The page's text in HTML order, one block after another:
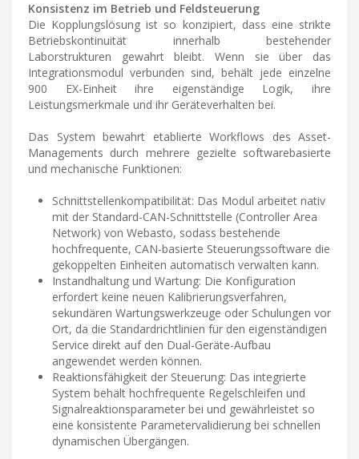
Konsistenz im Betrieb und Feldsteuerung
Die Kopplungslösung ist so konzipiert, dass eine strikte
Betriebskontinuität innerhalb bestehender
Laborstrukturen gewahrt bleibt. Wenn sie über das
Integrationsmodul verbunden sind, behält jede einzelne
900 EX-Einheit ihre eigenständige Logik, ihre
Leistungsmerkmale und ihr Geräteverhalten bei.
Das System bewahrt etablierte Workflows des Asset-
Managements durch mehrere gezielte softwarebasierte
und mechanische Funktionen:
Schnittstellenkompatibilität: Das Modul arbeitet nativ
mit der Standard-CAN-Schnittstelle (Controller Area
Network) von Webasto, sodass bestehende
hochfrequente, CAN-basierte Steuerungssoftware die
gekoppelten Einheiten automatisch verwalten kann.
Instandhaltung und Wartung: Die Konfiguration
erfordert keine neuen Kalibrierungsverfahren,
sekundären Wartungswerkzeuge oder Schulungen vor
Ort, da die Standardrichtlinien für den eigenständigen
Service direkt auf den Dual-Geräte-Aufbau
angewendet werden können.
Reaktionsfähigkeit der Steuerung: Das integrierte
System behält hochfrequente Regelschleifen und
Signalreaktionsparameter bei und gewährleistet so
eine konsistente Parametervalidierung bei schnellen
dynamischen Übergängen.